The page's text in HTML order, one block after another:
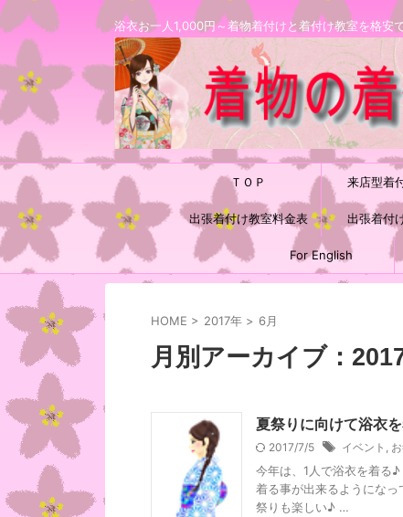
浴衣お一人1,000円～着物着付けと着付け教室を格安
ＴＯＰ 来店型着
出張着付け教室料金表 出張着付
For English
HOME > 2017年 > 6月
月別アーカイブ：
夏祭りに向けて浴衣
2017/7/5 イベント ,
今年は、1人で浴衣を着る
着る事が出来るようにな
祭りも楽しい♪ …